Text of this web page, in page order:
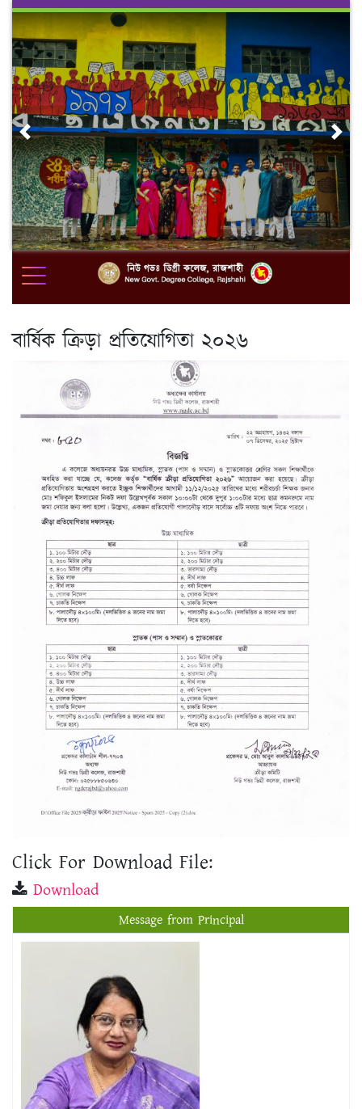
Skip
content
Previous
বার্ষিক ক্রিড়া প্রতিযোগিতা ২০২৬
Click For Download File:
Message from Principal